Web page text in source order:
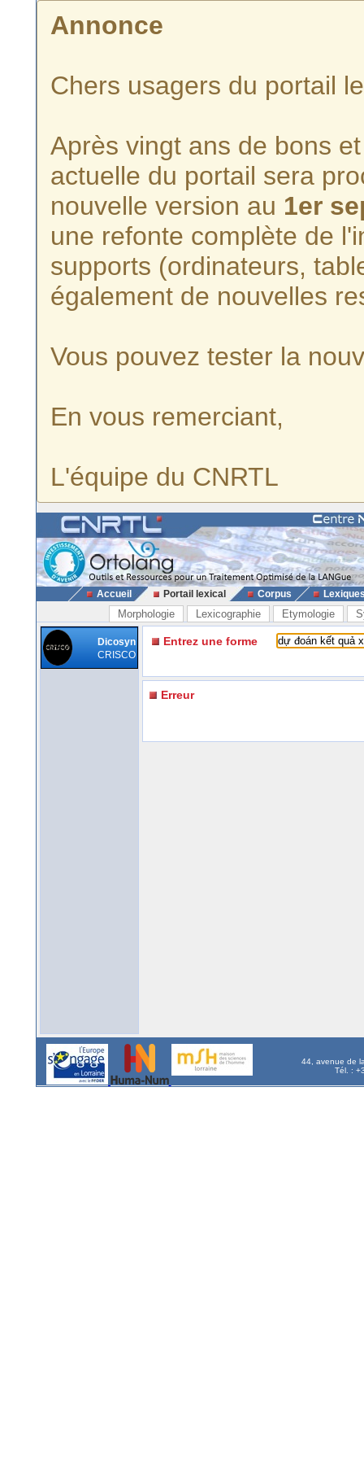
Annonce
Chers usagers du portail
Après vingt ans de bons
actuelle du portail sera
nouvelle version au 1er
une refonte complète de
supports (ordinateurs,
également de nouvelles
Vous pouvez tester la
En vous remerciant,
L'équipe du CNRTL
Accueil Portail lexical Corpus
Morphologie Lexicographie Etymologie
Dicosyn
CRISCO
Entrez une forme
Erreur
44, avenue de
Tél. :